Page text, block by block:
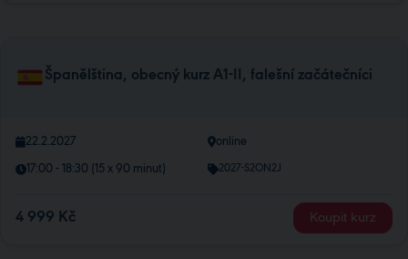
Španělština, obecný kurz A1-II, falešní začátečníci
22.2.2027 online
17:00 - 18:30 (15 x 90 minut) 2027-S2ON2J
4 999 Kč Koupit kurz